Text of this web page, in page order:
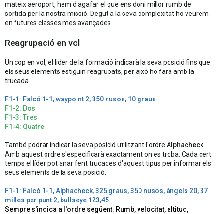
mateix aeroport, hem d'agafar el que ens doni millor rumb de
sortida per la nostra missió. Degut a la seva complexitat ho veurem
en futures classes mes avançades.
Reagrupació en vol
Un cop en vol, el lider de la formació indicarà la seva posició fins que
els seus elements estiguin reagrupats, per això ho farà amb la
trucada.
F1-1: Falcó 1-1, waypoint 2, 350 nusos, 10 graus
F1-2: Dos
F1-3: Tres
F1-4: Quatre
També podrar indicar la seva posició utilitzant l'ordre Alphacheck
Amb aquest ordre s'especificarà exactament on es troba. Cada cert
temps el líder pot anar fent trucades d'aquest tipus per informar els
seus elements de la seva posició.
F1-1: Falcó 1-1, Alphacheck, 325 graus, 350 nusos, àngels 20, 37
milles per punt 2, bullseye 123,45
Sempre s'indica a l'ordre següent: Rumb, velocitat, altitud,